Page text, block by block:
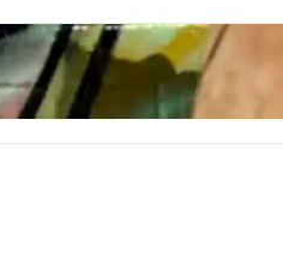
Conor Maynard - Vegas